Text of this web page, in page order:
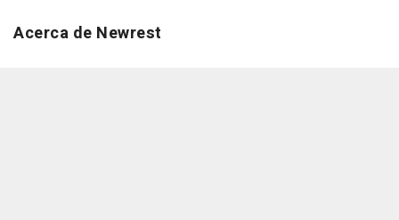
Acerca de Newrest